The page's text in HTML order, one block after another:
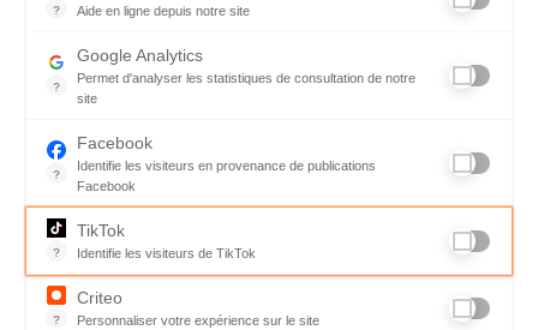
FAQ - réponses à vos questions
Conditions Générales de Service
Charte qualité
Code de déontologie
Mentions légales
? Aide en ligne depuis notre site
?
Google Analytics
Permet d'analyser les statistiques de consultation de notre
site
?
Facebook
Identifie les visiteurs en provenance de publications
Facebook
Parce que vous ne venez pas tous les jours sur notre site, ce
?
TikTok
Identifie les visiteurs de TikTok
Permet de suivre les actions du visiteur sur le site web, et de
?
Criteo
Personnaliser votre expérience sur le site